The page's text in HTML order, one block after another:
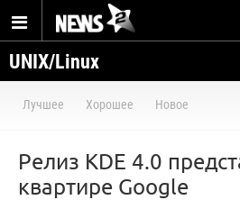
UNIX/Linux
Лучшее Хорошее Новое
Релиз KDE 4.0
квартире Google